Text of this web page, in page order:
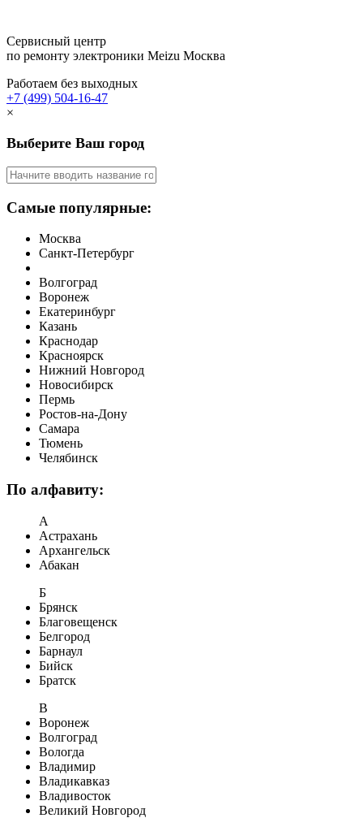
Сервисный центр
по ремонту электроники Meizu Москва
Работаем без выходных
+7 (499) 504-16-47
×
Выберите Ваш город
Самые популярные:
Москва
Санкт-Петербург
Волгоград
Воронеж
Екатеринбург
Казань
Краснодар
Красноярск
Нижний Новгород
Новосибирск
Пермь
Ростов-на-Дону
Самара
Тюмень
Челябинск
По алфавиту:
А
Астрахань
Архангельск
Абакан
Б
Брянск
Благовещенск
Белгород
Барнаул
Бийск
Братск
В
Воронеж
Волгоград
Вологда
Владимир
Владикавказ
Владивосток
Великий Новгород